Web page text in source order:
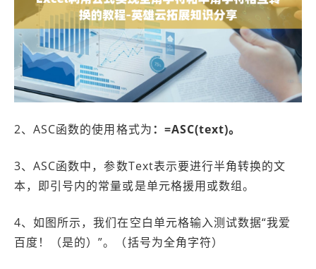
2、ASC函数的使用格式为 ：=ASC(text)。
3、ASC函数中，参数Text表示要进行半角转换的文
本，即引号内的常量或是单元格援用或数组。
4、如图所示，我们在空白单元格输入测试数据“我爱
百度！（是的）”。（括号为全角字符）